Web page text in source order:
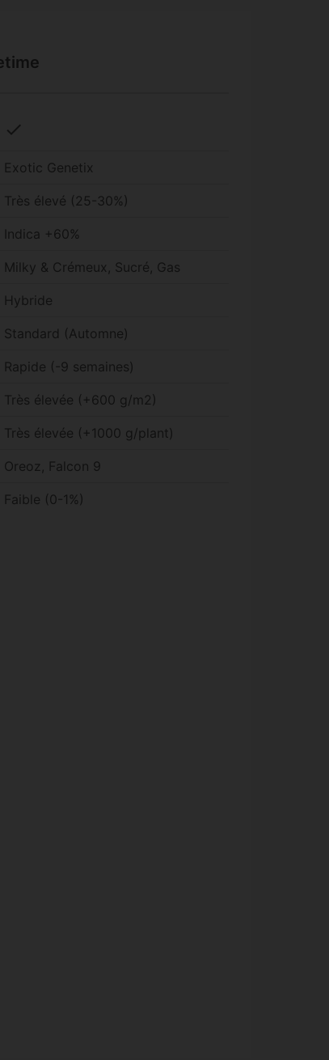
check
Exotic Genetix
Très élevé (25-30%)
Indica +60%
Milky & Crémeux, Sucré, Gas
Hybride
Standard (Automne)
Rapide (-9 semaines)
Très élevée (+600 g/m2)
Très élevée (+1000 g/plant)
Oreoz, Falcon 9
Faible (0-1%)